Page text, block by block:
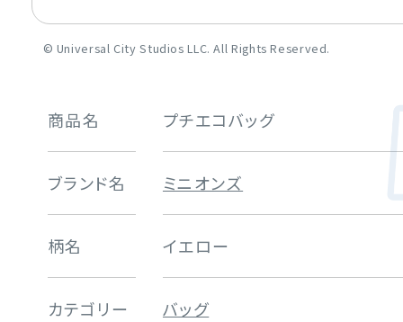
©︎ Universal City Studios LLC. All Rights Reserved.
商品名 プチエコバッグ
ブランド名 ミニオンズ
柄名 イエロー
カテゴリー バッグ